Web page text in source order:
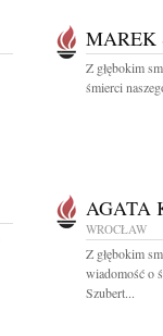
MAREK
Z głębokim
śmierci
AGATA
WROCŁAW
Z głębokim
wiadomość o
Szubert...